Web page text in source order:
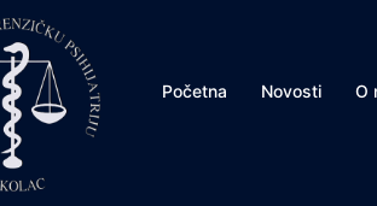
Početna Novosti O